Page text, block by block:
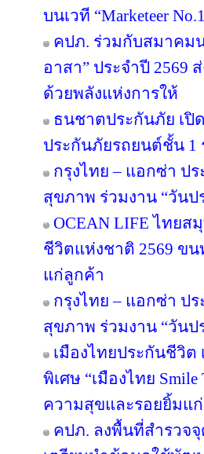
บนเวที “Marketeer
คปภ. ร่วมกับสมาคม
อาสา” ประจำปี 2569
ด้วยพลังแห่งการให้
ธนชาตประกันภัย เปิ
ประกันภัยรถยนต์ชั้น 1
กรุงไทย – แอกซ่า
สุขภาพ ร่วมงาน “วันป
OCEAN LIFE ไทย
ชีวิตแห่งชาติ 2569 ข
แก่ลูกค้า
กรุงไทย – แอกซ่า
สุขภาพ ร่วมงาน “วันป
เมืองไทยประกันชีวิ
พิเศษ “เมืองไทย
ความสุขและรอยยิ้มแ
คปภ. ลงพื้นที่สำรวจ